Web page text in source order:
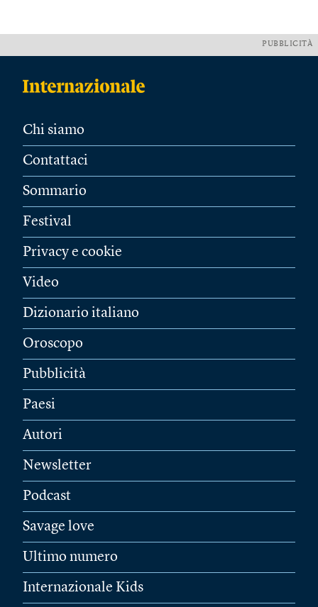
PUBBLICITÀ
Chi siamo
Contattaci
Sommario
Festival
Privacy e cookie
Video
Dizionario italiano
Oroscopo
Pubblicità
Paesi
Autori
Newsletter
Podcast
Savage love
Ultimo numero
Internazionale Kids